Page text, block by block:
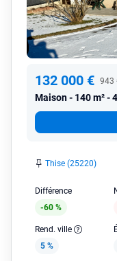
132 000 € 943
Maison 140 m² -
Thise (25220)
Différence
-60 %
Rend. ville
5 %